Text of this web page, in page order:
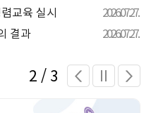
교육 실시
2026.07.27.
결과
2026.07.27.
2/3